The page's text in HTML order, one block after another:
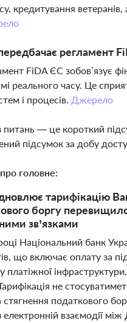
кредитування
регламент
FiDA ЄС зобов’язує
реального часу. Це
і процесів. Джерело
— це короткий
підсумок за добу
головне:
тарифікацію
боргу
зв’язками
Національний банк
що включає оплату за
платіжної
не
стягнення податкового
електронній взаємодії